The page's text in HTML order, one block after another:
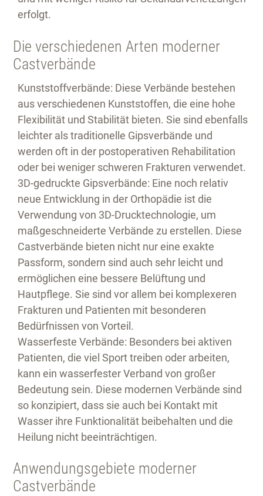
erfolgt.
Die verschiedenen Arten moderner
Castverbände
Kunststoffverbände: Diese Verbände bestehen
aus verschiedenen Kunststoffen, die eine hohe
Flexibilität und Stabilität bieten. Sie sind ebenfalls
leichter als traditionelle Gipsverbände und
werden oft in der postoperativen Rehabilitation
oder bei weniger schweren Frakturen verwendet.
3D-gedruckte Gipsverbände: Eine noch relativ
neue Entwicklung in der Orthopädie ist die
Verwendung von 3D-Drucktechnologie, um
maßgeschneiderte Verbände zu erstellen. Diese
Castverbände bieten nicht nur eine exakte
Passform, sondern sind auch sehr leicht und
ermöglichen eine bessere Belüftung und
Hautpflege. Sie sind vor allem bei komplexeren
Frakturen und Patienten mit besonderen
Bedürfnissen von Vorteil.
Wasserfeste Verbände: Besonders bei aktiven
Patienten, die viel Sport treiben oder arbeiten,
kann ein wasserfester Verband von großer
Bedeutung sein. Diese modernen Verbände sind
so konzipiert, dass sie auch bei Kontakt mit
Wasser ihre Funktionalität beibehalten und die
Heilung nicht beeinträchtigen.
Anwendungsgebiete moderner
Castverbände